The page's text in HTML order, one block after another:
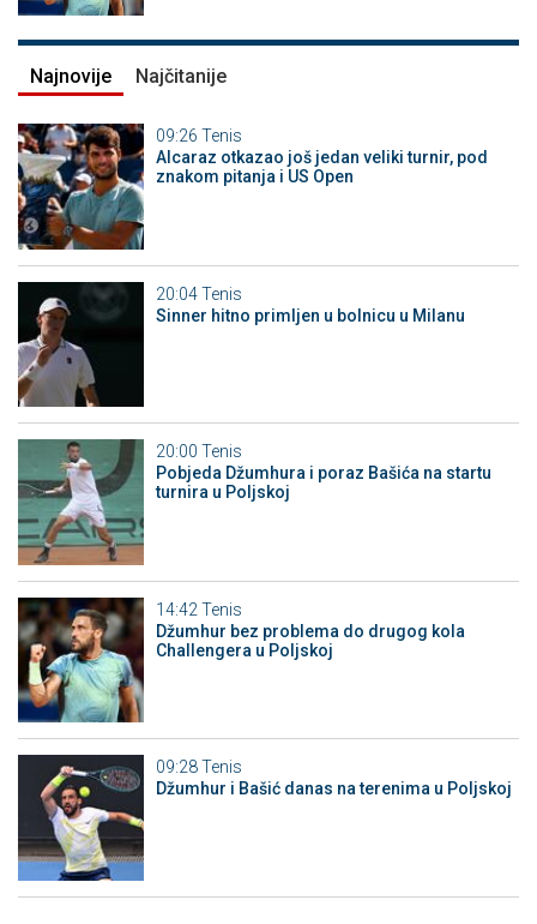
Najnovije Najčitanije
09:26 Tenis
Alcaraz otkazao još jedan veliki turnir, pod
znakom pitanja i US Open
20:04Tenis
Sinner hitno primljen u bolnicu u Milanu
20:00 Tenis
Pobjeda Džumhura i poraz Bašića na startu
turnira u Poljskoj
14:42 Tenis
Džumhur bez problema do drugog kola
Challengera u Poljskoj
09:28Tenis
Džumhur i Bašić danas na terenima u Poljskoj